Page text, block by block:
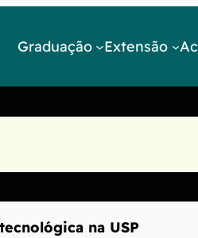
Graduação Extensão
na USP